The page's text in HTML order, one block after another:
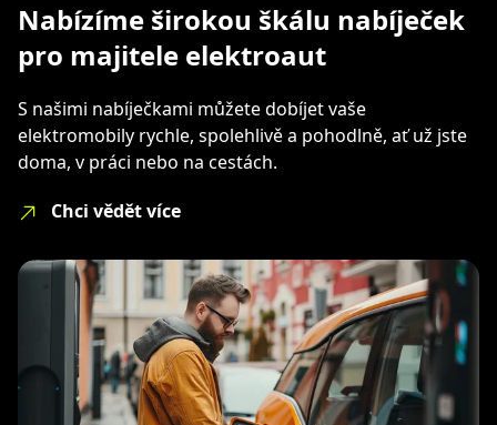
Nabízíme širokou škálu nabíječek
pro majitele elektroaut
S našimi nabíječkami můžete dobíjet vaše
elektromobily rychle, spolehlivě a pohodlně, ať už jste
doma, v práci nebo na cestách.
Chci vědět více